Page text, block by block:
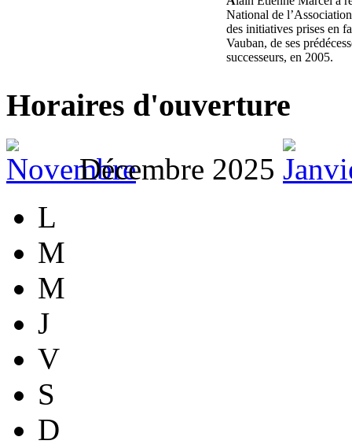
National de
des initiatives prises en
Vauban, de ses
successeurs, en 2005.
Horaires d'ouverture
Décembre 2025
L
M
M
J
V
S
D